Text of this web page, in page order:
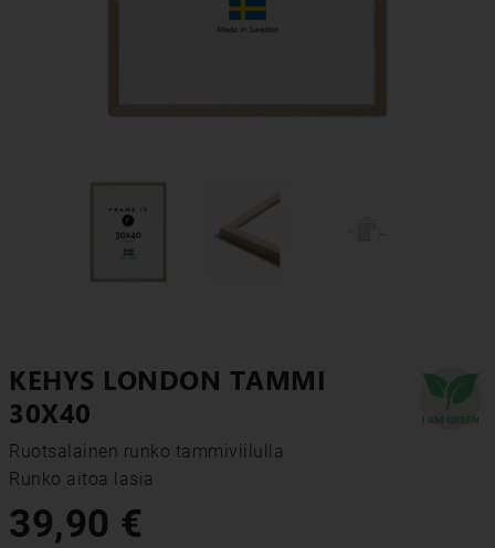
KEHYS LONDON TAMMI
30X40
Ruotsalainen runko tammiviilulla
Runko aitoa lasia
39,90 €